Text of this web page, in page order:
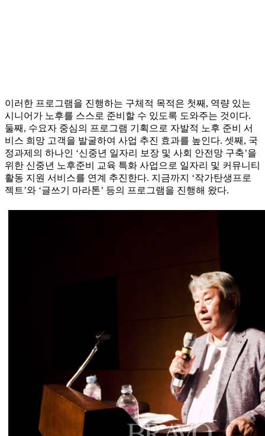
이러한 프로그램을 진행하는 구체적 목적은 첫째, 역량 있는
시니어가 노후를 스스로 준비할 수 있도록 도와주는 것이다.
둘째, 수요자 중심의 프로그램 기획으로 자발적 노후 준비 서
비스 희망 고객을 발굴하여 사업 추진 효과를 높인다. 셋째, 국
정과제의 하나인 ‘신중년 일자리 보장 및 사회 안전망 구축’을
위한 신중년 노후준비 교육 특화 사업으로 일자리 및 커뮤니티
활동 지원 서비스를 연계 추진한다. 지금까지 ‘작가탄생프로
젝트’와 ‘글쓰기 마라톤’ 등의 프로그램을 진행해 왔다.